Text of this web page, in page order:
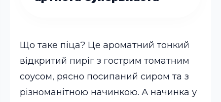
Що таке піца? Це ароматний тонкий
відкритий пиріг з гострим томатним
соусом, рясно посипаний сиром та з
різноманітною начинкою. А начинка у